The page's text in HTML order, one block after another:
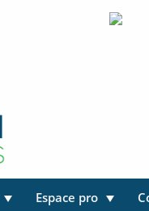
Espace pro